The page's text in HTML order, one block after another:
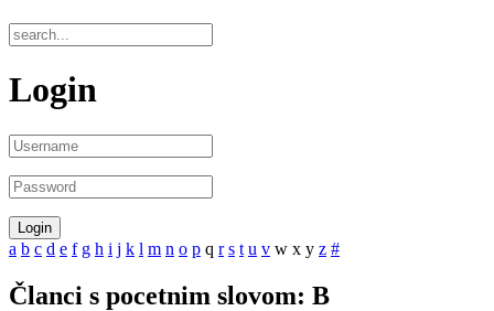
Login
a b c d e f g h i j k l m n o p q r s t u v w x y z #
Članci s pocetnim slovom: B